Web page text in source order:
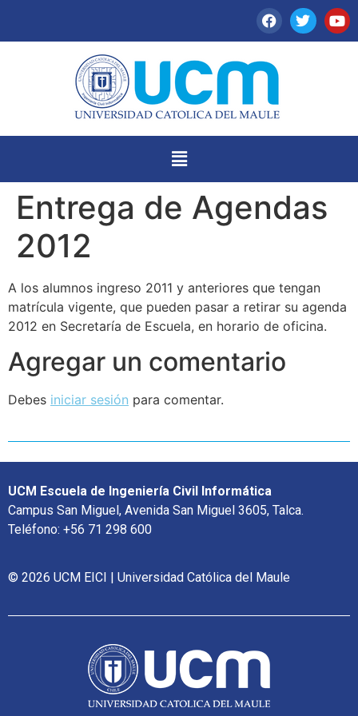
Entrega de Agendas
2012
A los alumnos ingreso 2011 y anteriores que tengan
matrícula vigente, que pueden pasar a retirar su agenda
2012 en Secretaría de Escuela, en horario de oficina.
Agregar un comentario
Debes iniciar sesión para comentar.
UCM Escuela de Ingeniería Civil Informática
Campus San Miguel, Avenida San Miguel 3605, Talca.
Teléfono: +56 71 298 600
© 2026 UCM EICI | Universidad Católica del Maule